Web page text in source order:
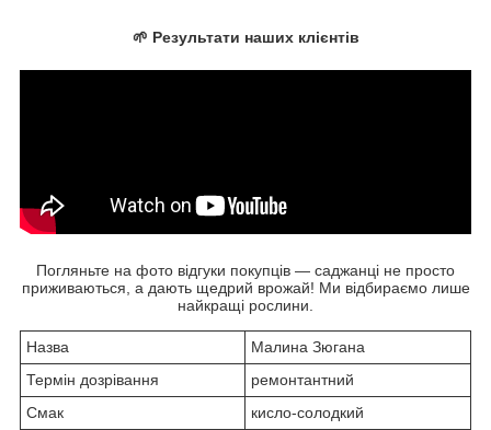
🌱 Результати наших клієнтів
Погляньте на фото відгуки покупців — саджанці не просто
приживаються, а дають щедрий врожай! Ми відбираємо лише
найкращі рослини.
Назва
Малина Зюгана
Термін дозрівання
ремонтантний
Смак
кисло-солодкий